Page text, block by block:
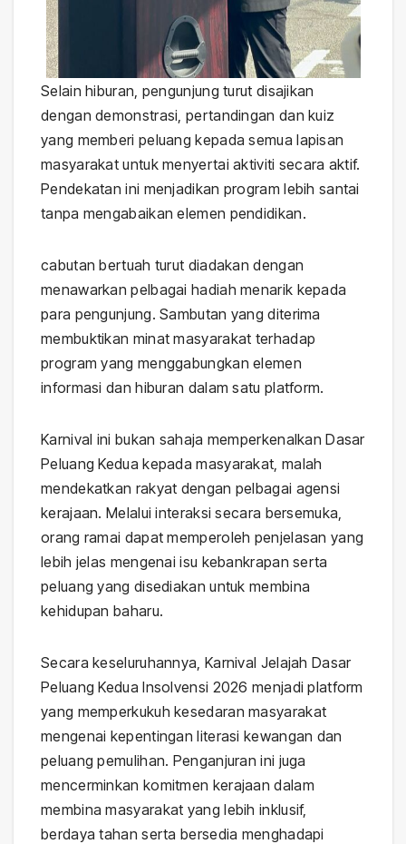
Selain hiburan, pengunjung turut disajikan
dengan demonstrasi, pertandingan dan kuiz
yang memberi peluang kepada semua lapisan
masyarakat untuk menyertai aktiviti secara aktif.
Pendekatan ini menjadikan program lebih santai
tanpa mengabaikan elemen pendidikan.
cabutan bertuah turut diadakan dengan
menawarkan pelbagai hadiah menarik kepada
para pengunjung. Sambutan yang diterima
membuktikan minat masyarakat terhadap
program yang menggabungkan elemen
informasi dan hiburan dalam satu platform.
Karnival ini bukan sahaja memperkenalkan Dasar
Peluang Kedua kepada masyarakat, malah
mendekatkan rakyat dengan pelbagai agensi
kerajaan. Melalui interaksi secara bersemuka,
orang ramai dapat memperoleh penjelasan yang
lebih jelas mengenai isu kebankrapan serta
peluang yang disediakan untuk membina
kehidupan baharu.
Secara keseluruhannya, Karnival Jelajah Dasar
Peluang Kedua Insolvensi 2026 menjadi platform
yang memperkukuh kesedaran masyarakat
mengenai kepentingan literasi kewangan dan
peluang pemulihan. Penganjuran ini juga
mencerminkan komitmen kerajaan dalam
membina masyarakat yang lebih inklusif,
berdaya tahan serta bersedia menghadapi